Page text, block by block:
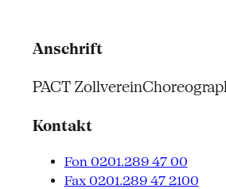
Anschrift
PACT Zollverein
Kontakt
Fon 0201.289 47 00
Fax 0201.289 47 2100